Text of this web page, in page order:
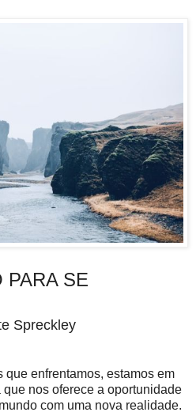
PARA SE
Spreckley
enfrentamos, estamos em
nos oferece a oportunidade
com uma nova realidade.